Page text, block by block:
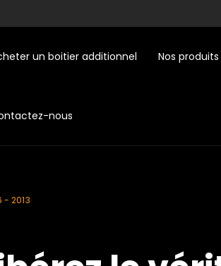
un boitier additionnel Nos produits
nous
- 2013